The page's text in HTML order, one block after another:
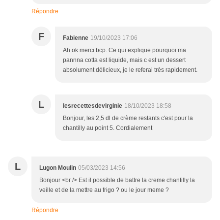
Répondre
F Fabienne 19/10/2023 17:06
Ah ok merci bcp. Ce qui explique pourquoi ma
pannna cotta est liquide, mais c est un dessert
absolument délicieux, je le referai très rapidement.
L lesrecettesdevirginie 18/10/2023 18:58
Bonjour, les 2,5 dl de crème restants c'est pour la
chantilly au point 5. Cordialement
L Lugon Moulin 05/03/2023 14:56
Bonjour <br /> Est il possible de battre la creme chantilly la
veille et de la mettre au frigo ? ou le jour meme ?
Répondre